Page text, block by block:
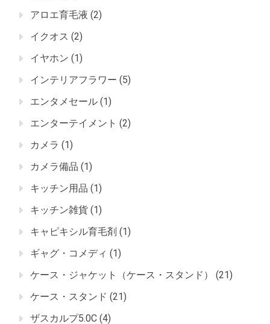
アロエ育毛液 (2)
イクオス (2)
イヤホン (1)
インテリアフラワー (5)
エンタメセール (1)
エンターテイメント (2)
カメラ (1)
カメラ備品 (1)
キッチン用品 (1)
キッチン雑貨 (1)
キャピキシル育毛剤 (1)
ギャグ・コメディ (1)
ケース・ジャケット（ケース・スタンド）
(21)
ケース・スタンド (21)
ザスカルプ5.0C (4)